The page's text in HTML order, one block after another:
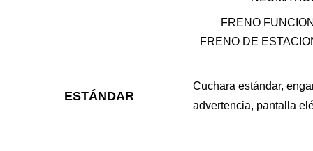
FRENO
FRENO DE
ESTÁNDAR
Cuchara estándar,
advertencia, pantalla